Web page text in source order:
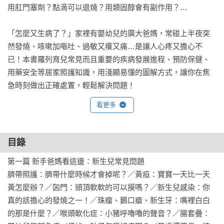
用肛門塞劑？點滴可以退燒？用類固醇會有副作用？…
「怎麼又生病了？」家裡有嬰幼兒的廣大爸媽，常碰上半夜突
然發燒、咳嗽加嘔吐、過敏又癢又痛…是讓人心疼又擔心不
已！本書羅列育兒常見而且重要的疾病發展進程、預防保健、
用藥安全等居家照護知識，用淺顯易懂的圖解方式，讓你在焦
看更多
目錄
第一篇 新手爸媽看這邊：新生兒常見問題
臍帶照護：臍帶什麼時候才會掉呢？／黃疸：寶寶一天比一天
黃怎麼辦？／囟門：頭頂軟軟的可以摸嗎？／新生兒感染：你
真的該擔心的發燒之一！／珠瘤、鵝口瘡、新生牙：嘴裡白白
的那是什麼？／喉頭軟化症：小豬呼嚕嚕的聲音？／腸套疊：